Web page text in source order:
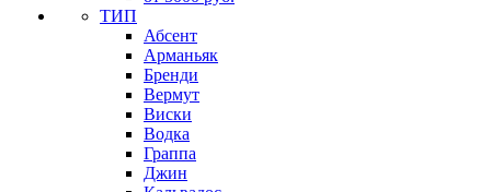
ТИП
Абсент
Арманьяк
Бренди
Вермут
Виски
Водка
Граппа
Джин